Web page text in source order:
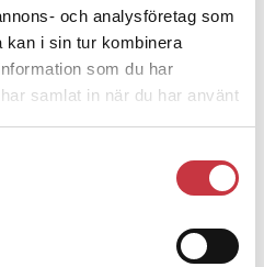
och analysföretag som
i sin tur kombinera
som du har
samlat in när du har använt